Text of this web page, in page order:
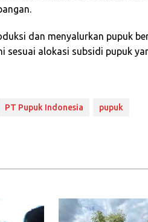
dan menyalurkan pupuk
sesuai alokasi subsidi pupuk
PT Pupuk Indonesia pupuk